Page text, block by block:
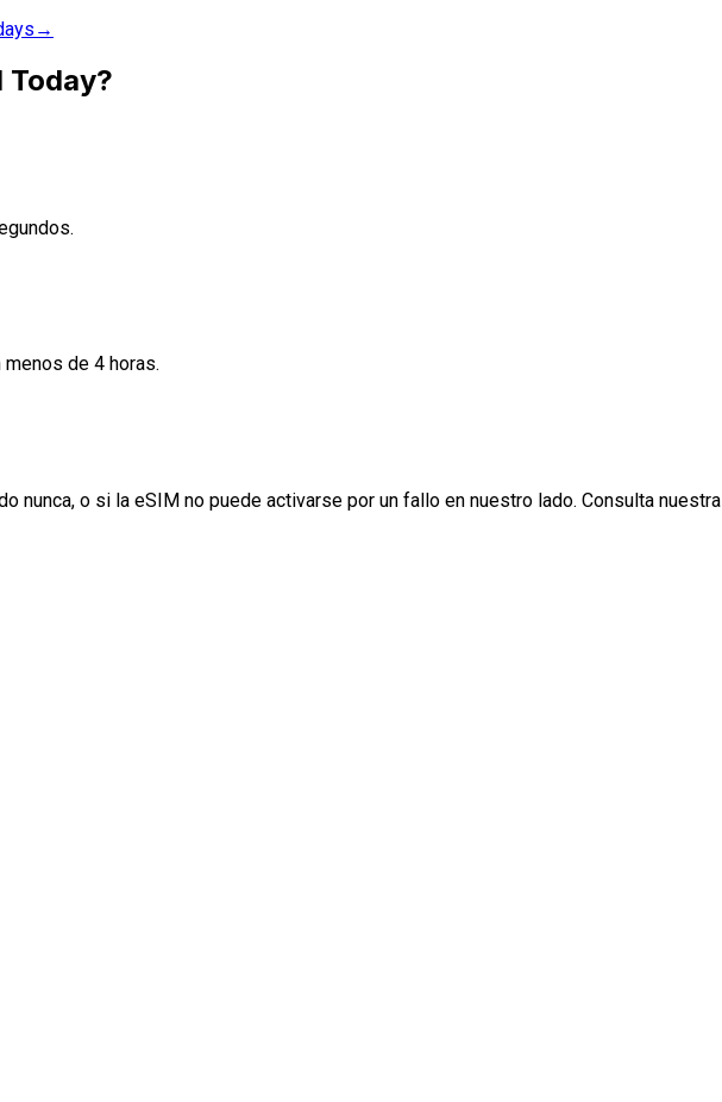
→
Today?
de 4 horas.
nunca, o si la eSIM no puede activarse por un fallo en nuestro lado. Consulta nuestra